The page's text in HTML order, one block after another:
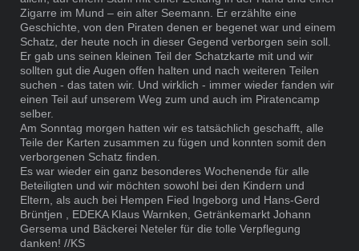
Zigarre im Mund – ein alter Seemann. Er erzählte eine
Geschichte, von den Piraten denen er begenet war und einem
Schatz, der heute noch in dieser Gegend verborgen sein soll.
Er gab uns seinen kleinen Teil der Schatzkarte mit und wir
sollten gut die Augen offen halten und nach weiteren Teilen
suchen - das taten wir. Und wirklich - immer wieder fanden wir
einen Teil auf unserem Weg zum und auch im Piratencamp
selber.
Am Sonntag morgen hatten wir es tatsächlich geschafft, alle
Teile der Karten zusammen zu fügen und konnten somit den
verborgenen Schatz finden.
Es war wieder ein ganz besonderes Wochenende für alle
Beteiligten und wir möchten sowohl bei den Kindern und
Eltern, als auch bei Hempen Fied Ingeborg und Hans-Gerd
Brüntjen , EDEKA Klaus Warnken, Getränkemarkt Johann
Gersema und Bäckerei Neteler für die tolle Verpflegung
danken! //KS